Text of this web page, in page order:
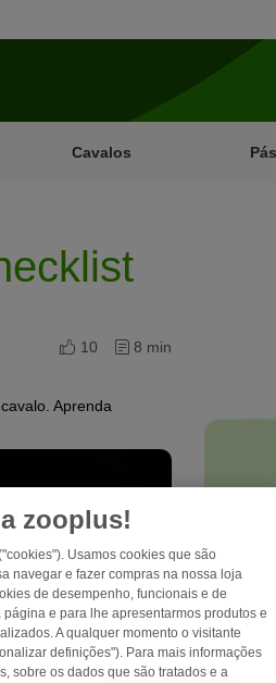
Cavalos
10
8 min
Aprenda
zooplus!
Usamos cookies que são
navegar e fazer compras na nossa loja
de desempenho, funcionais e de
e para lhe apresentarmos produtos e
A qualquer momento o visitante
definições"). Para mais informações
sobre os dados que são tratados e a